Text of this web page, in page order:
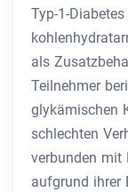
Typ-1-
als
Teilnehmer
glykämischen
schlechten
verbunden mit
aufgrund ihrer